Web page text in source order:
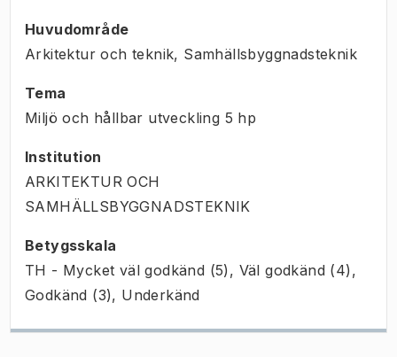
Huvudområde
Arkitektur och teknik, Samhällsbyggnadsteknik
Tema
Miljö och hållbar utveckling 5 hp
Institution
ARKITEKTUR OCH
SAMHÄLLSBYGGNADSTEKNIK
Betygsskala
TH - Mycket väl godkänd (5), Väl godkänd (4),
Godkänd (3), Underkänd